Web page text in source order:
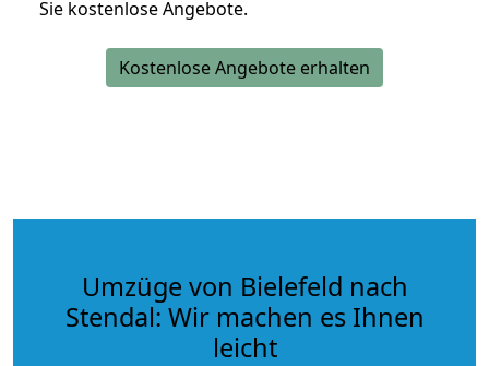
Sie kostenlose Angebote.
Kostenlose Angebote erhalten
Umzüge von Bielefeld nach
Stendal: Wir machen es Ihnen
leicht